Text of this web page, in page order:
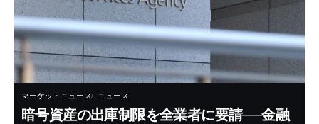
マーケットニュース ニュース
暗号資産の出庫制限を全業者に要請──金融